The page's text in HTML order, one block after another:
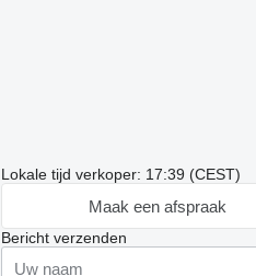
Lokale tijd verkoper: 17:39 (CEST)
Maak een afspraak
Bericht verzenden